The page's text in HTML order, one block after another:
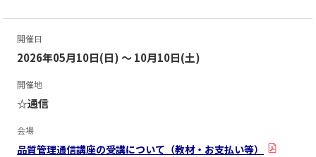
開催日
2026年05月10日(日) ～ 10月10日(土)
開催地
☆通信
会場
品質管理通信講座の受講について（教材・お支払い等）